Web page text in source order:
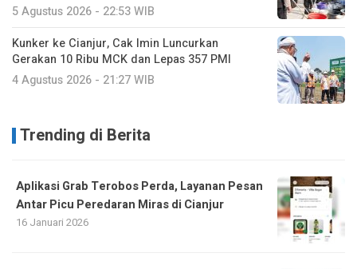
5 Agustus 2026 - 22:53 WIB
Kunker ke Cianjur, Cak Imin Luncurkan
Gerakan 10 Ribu MCK dan Lepas 357 PMI
4 Agustus 2026 - 21:27 WIB
Trending di Berita
Aplikasi Grab Terobos Perda, Layanan Pesan
Antar Picu Peredaran Miras di Cianjur
16 Januari 2026